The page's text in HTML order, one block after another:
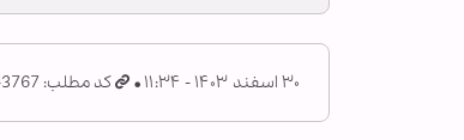
۳۰ اسفند ۱۴۰۳ - ۱۱:۳۴ کد مطلب: 1543767